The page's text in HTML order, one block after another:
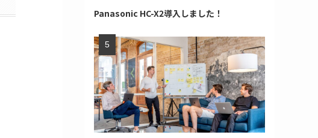
Panasonic HC-X2導入しました！